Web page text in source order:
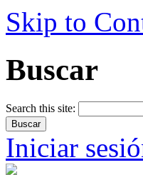
Skip to
Buscar
Search this site:
Iniciar